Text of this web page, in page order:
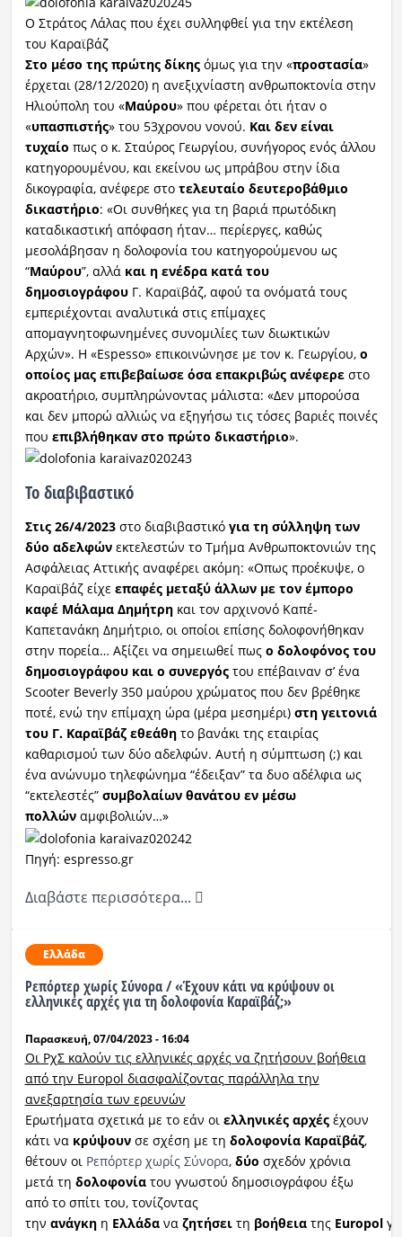
Ο Στράτος Λάλας που έχει συλληφθεί για την εκτέλεση
του Καραϊβάζ
Στο μέσο της πρώτης δίκηςόμως για την «προστασία»
έρχεται (28/12/2020) η ανεξιχνίαστη ανθρωποκτονία στην
Ηλιούπολη του «Μαύρου» που φέρεται ότι ήταν ο
«υπασπιστής» του 53χρονου νονού. Και δεν είναι
τυχαίο πως ο κ. Σταύρος Γεωργίου, συνήγορος ενός άλλου
κατηγορουμένου, και εκείνου ως μπράβου στην ίδια
δικογραφία, ανέφερε στοτελευταίο δευτεροβάθμιο
δικαστήριο: «Οι συνθήκες για τη βαριά πρωτόδικη
καταδικαστική απόφαση ήταν… περίεργες, καθώς
μεσολάβησαν η δολοφονία του κατηγορούμενου ως
“Μαύρου”, αλλά και η ενέδρα κατά του
δημοσιογράφουΓ. Καραϊβάζ, αφού τα ονόματά τους
εμπεριέχονται αναλυτικά στις επίμαχες
απομαγνητοφωνημένες συνομιλίες των διωκτικών
Αρχών». Η «Espesso» επικοινώνησε με τον κ. Γεωργίου, ο
οποίος μας επιβεβαίωσε όσα επακριβώς ανέφερεστο
ακροατήριο, συμπληρώνοντας μάλιστα: «Δεν μπορούσα
και δεν μπορώ αλλιώς να εξηγήσω τις τόσες βαριές ποινές
που επιβλήθηκαν στο πρώτο δικαστήριο».
Το διαβιβαστικό
Στις 26/4/2023στο διαβιβαστικόγια τη σύλληψη των
δύο αδελφώνεκτελεστών το Τμήμα Ανθρωποκτονιών της
Ασφάλειας Αττικής αναφέρει ακόμη: «Οπως προέκυψε, ο
Καραϊβάζ είχε επαφές μεταξύ άλλων με τον έμπορο
καφέ Μάλαμα Δημήτρηκαι τον αρχινονό Καπέ-
Καπετανάκη Δημήτριο, οι οποίοι επίσης δολοφονήθηκαν
στην πορεία… Αξίζει να σημειωθεί πως ο δολοφόνος του
δημοσιογράφου και ο συνεργόςτου επέβαιναν σ’ ένα
Scooter Beverly 350 μαύρου χρώματος που δεν βρέθηκε
ποτέ, ενώ την επίμαχη ώρα (μέρα μεσημέρι) στη γειτονιά
του Γ. Καραϊβάζ εθεάθητο βανάκι της εταιρίας
καθαρισμού των δύο αδελφών. Αυτή η σύμπτωση (;) και
ένα ανώνυμο τηλεφώνημα “έδειξαν” τα δυο αδέλφια ως
“εκτελεστές” συμβολαίων θανάτου εν μέσω
πολλώναμφιβολιών…»
Πηγή: espresso.gr
Διαβάστε περισσότερα...
Ελλάδα
Ρεπόρτερ χωρίς Σύνορα / «Έχουν κάτι να κρύψουν οι
ελληνικές αρχές για τη δολοφονία Καραϊβάζ;»
Παρασκευή, 07/04/2023 - 16:04
Οι ΡχΣ καλούν τις ελληνικές αρχές να ζητήσουν βοήθεια
από την Europol διασφαλίζοντας παράλληλα την
ανεξαρτησία των ερευνών
Ερωτήματα σχετικά με το εάν οι ελληνικές αρχές έχουν
κάτι να κρύψουν σε σχέση με τη δολοφονία Καραϊβάζ,
θέτουν οι Ρεπόρτερ χωρίς Σύνορα, δύο σχεδόν χρόνια
μετά τη δολοφονία του γνωστού δημοσιογράφου έξω
από το σπίτι του, τονίζοντας
την ανάγκη η Ελλάδα να ζητήσει τη βοήθεια της Europol